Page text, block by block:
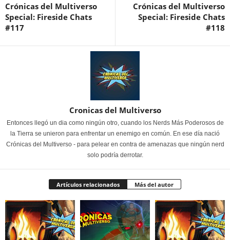
Crónicas del Multiverso
Special: Fireside Chats
#117
Crónicas del Multiverso
Special: Fireside Chats
#118
Cronicas del Multiverso
Entonces llegó un dia como ningún otro, cuando los Nerds Más Poderosos de
la Tierra se unieron para enfrentar un enemigo en común. En ese día nació
Crónicas del Multiverso - para pelear en contra de amenazas que ningún nerd
solo podría derrotar.
Artículos relacionados Más del autor